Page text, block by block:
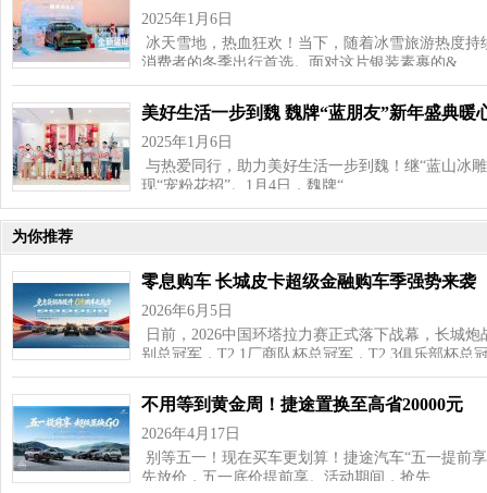
2025年1月6日
冰天雪地，热血狂欢！当下，随着冰雪旅游热度
消费者的冬季出行首选。面对这片银装素裹的&…
美好生活一步到魏 魏牌“蓝朋友”新年盛典暖
2025年1月6日
与热爱同行，助力美好生活一步到魏！继“蓝山冰
现“宠粉花招”。1月4日，魏牌“…
为你推荐
零息购车 长城皮卡超级金融购车季强势来袭
2026年6月5日
日前，2026中国环塔拉力赛正式落下战幕，长城
别总冠军，T2.1厂商队杯总冠军，T2.3俱乐部杯总
不用等到黄金周！捷途置换至高省20000元
2026年4月17日
别等五一！现在买车更划算！捷途汽车“五一提前
先放价，五一底价提前享。活动期间，抢先…